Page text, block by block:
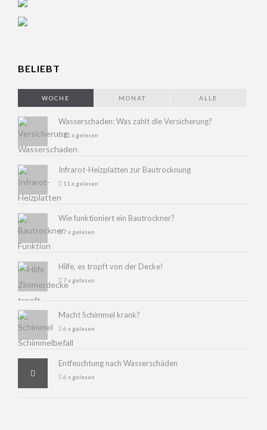
BELIEBT
WOCHE MONAT ALLE
Wasserschaden: Was zahlt die Versicherung?
11 x gelesen
Infrarot-Heizplatten zur Bautrocknung
11 x gelesen
Wie funktioniert ein Bautrockner?
7 x gelesen
Hilfe, es tropft von der Decke!
7 x gelesen
Macht Schimmel krank?
6 x gelesen
Entfeuchtung nach Wasserschäden
6 x gelesen